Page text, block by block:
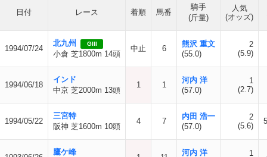
日付 レース 着順 馬番
騎手
(斤量)
人気
(オッズ)
1994/07/24
北九州 GIII
小倉 芝1800m 14頭
中止 6
熊沢 重文
(55.0)
2
(5.9)
1994/06/18
インド
中京 芝2000m 13頭
1 1
河内 洋
(57.0)
1
(2.7)
1994/05/22
三宮特
阪神 芝1600m 10頭
4 7
内田 浩一
(57.0)
2
(5.6)
鷹ケ峰
河内 洋
1